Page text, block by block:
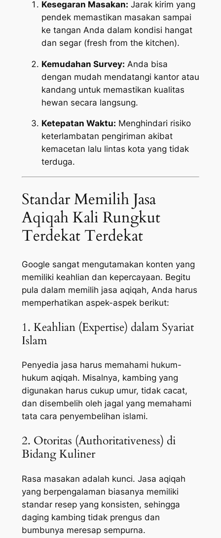
Kesegaran Masakan: Jarak kirim yang
pendek memastikan masakan sampai
ke tangan Anda dalam kondisi hangat
dan segar (fresh from the kitchen).
Kemudahan Survey: Anda bisa
dengan mudah mendatangi kantor atau
kandang untuk memastikan kualitas
hewan secara langsung.
Ketepatan Waktu: Menghindari risiko
keterlambatan pengiriman akibat
kemacetan lalu lintas kota yang tidak
terduga.
Standar Memilih Jasa
Aqiqah Kali Rungkut
Terdekat Terdekat
Google sangat mengutamakan konten yang
memiliki keahlian dan kepercayaan. Begitu
pula dalam memilih jasa aqiqah, Anda harus
memperhatikan aspek-aspek berikut:
1. Keahlian (Expertise) dalam Syariat
Islam
Penyedia jasa harus memahami hukum-
hukum aqiqah. Misalnya, kambing yang
digunakan harus cukup umur, tidak cacat,
dan disembelih oleh jagal yang memahami
tata cara penyembelihan islami.
2. Otoritas (Authoritativeness) di
Bidang Kuliner
Rasa masakan adalah kunci. Jasa aqiqah
yang berpengalaman biasanya memiliki
standar resep yang konsisten, sehingga
daging kambing tidak prengus dan
bumbunya meresap sempurna.